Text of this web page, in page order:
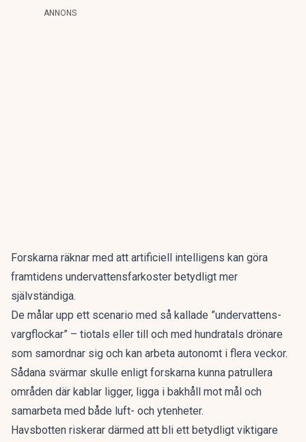
ANNONS
Forskarna räknar med att artificiell intelligens kan göra
framtidens undervattensfarkoster betydligt mer
självständiga.
De målar upp ett scenario med så kallade ”undervattens-
vargflockar” – tiotals eller till och med hundratals drönare
som samordnar sig och kan arbeta autonomt i flera veckor.
Sådana svärmar skulle enligt forskarna kunna patrullera
områden där kablar ligger, ligga i bakhåll mot mål och
samarbeta med både luft- och ytenheter.
Havsbotten riskerar därmed att bli ett betydligt viktigare